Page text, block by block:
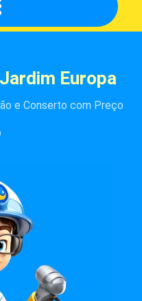
Jardim Europa
e Conserto com Preço